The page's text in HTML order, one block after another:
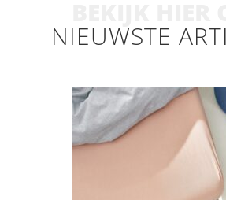
NIEUWSTE